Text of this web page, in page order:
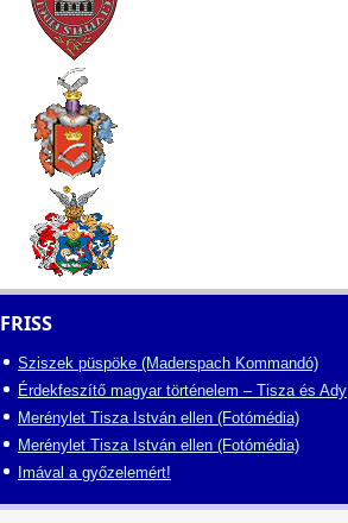
FRISS
Sziszek püspöke (Maderspach Kommandó)
Érdekfeszítő magyar történelem – Tisza és Ady
Merénylet Tisza István ellen (Fotómédia)
Merénylet Tisza István ellen (Fotómédia)
Imával a győzelemért!